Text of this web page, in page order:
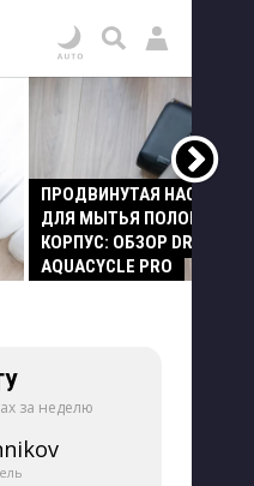
ПРОДВИНУТАЯ НАСАДКА
ДЛЯ МЫТЬЯ ПОЛОВ И
КОРПУС: ОБЗОР DREAME
AQUACYCLE PRO
за неделю